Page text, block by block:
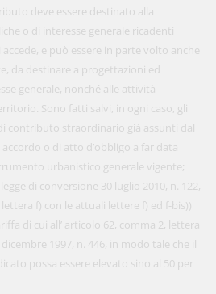
deve essere destinato alla
o di interesse generale ricadenti
e può essere in parte volto anche
da destinare a progettazioni ed
generale, nonché alle attività
Sono fatti salvi, in ogni caso, gli
contributo straordinario già assunti dal
o di atto d’obbligo a far data
urbanistico generale vigente;
di conversione 30 luglio 2010, n. 122,
f) con le attuali lettere f) ed f-bis))
di cui all’ articolo 62, comma 2, lettera
1997, n. 446, in modo tale che il
possa essere elevato sino al 50 per